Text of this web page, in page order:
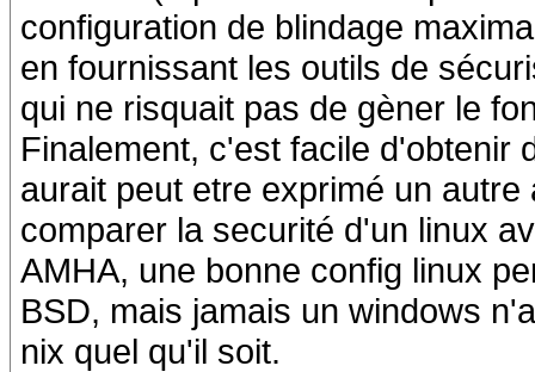
configuration de blindage
en fournissant les outils de
qui ne risquait pas de gèner le
Finalement, c'est facile d'obtenir
aurait peut etre exprimé un
comparer la securité d'un linux
AMHA, une bonne config linux
BSD, mais jamais un windows
nix quel qu'il soit.